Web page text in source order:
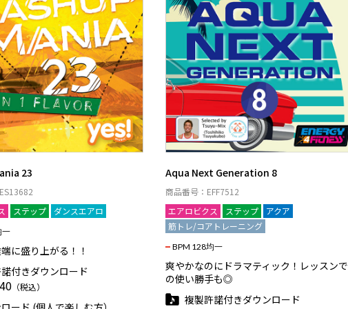
23
ステップ ダンスエアロ
一
に盛り上がる！！
付きダウンロード
（税込）
Aqua Next Generation 8
商品番号：EFF7512
エアロビクス
ステップ
アクア
筋トレ/コアトレーニング
BPM 128均一
爽やかなのにドラマティック！レッスンで
の使い勝手も◎
複製許諾付きダウンロード